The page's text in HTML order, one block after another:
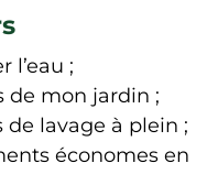
l’eau ;
de mon jardin ;
de lavage à plein ;
économes en